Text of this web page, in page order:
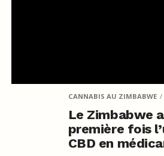
CANNABIS AU ZIMBABWE
Le Zimbabwe
première fois
CBD en